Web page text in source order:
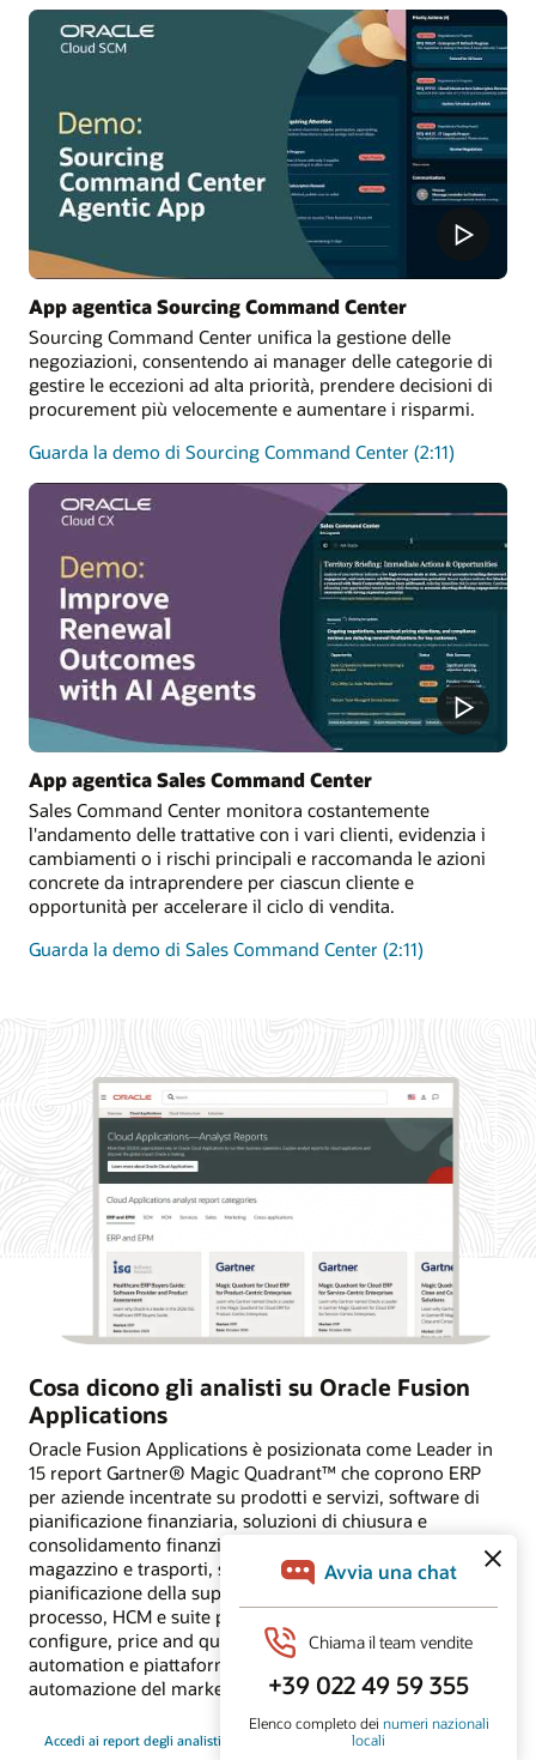
App agentica Sourcing Command Center
Sourcing Command Center unifica la gestione delle
negoziazioni, consentendo ai manager delle categorie di
gestire le eccezioni ad alta priorità, prendere decisioni di
procurement più velocemente e aumentare i risparmi.
Guarda la demo di Sourcing Command Center (2:11)
App agentica Sales Command Center
Sales Command Center monitora costantemente
l'andamento delle trattative con i vari clienti, evidenzia i
cambiamenti o i rischi principali e raccomanda le azioni
concrete da intraprendere per ciascun cliente e
opportunità per accelerare il ciclo di vendita.
Guarda la demo di Sales Command Center (2:11)
Cosa dicono gli analisti su Oracle Fusion
Applications
Oracle Fusion Applications è posizionata come Leader in
15 report Gartner® Magic Quadrant™ che coprono ERP
per aziende incentrate su prodotti e servizi, software di
pianificazione finanziaria, soluzioni di chiusura e
consolidamento finanziario, sistemi di gestione di
magazzino e trasporti, suite source-to-pay, soluzioni di
pianificazione della supply chain per settori discreti e di
processo, HCM e suite per il recruiting, applicazioni
configure, price and quote, piattaforme di sales force
automation e piattaforme di customer data e
automazione del marketing B2B.
Accedi ai report degli analisti